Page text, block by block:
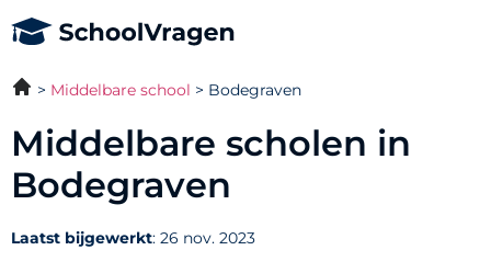
Middelbare school Bodegraven
Middelbare scholen in
Bodegraven
Laatst bijgewerkt: 26 nov. 2023